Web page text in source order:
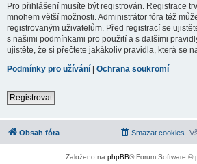
Pro přihlášení musíte být registrován. Registrace
mnohem větší možnosti. Administrátor fóra též
registrovaným uživatelům. Před registrací se
s našimi podmínkami pro použití a s dalšími
ujistěte, že si přečtete jakákoliv pravidla, která se
Podmínky pro užívání | Ochrana soukromí
Registrovat
Obsah fóra Smazat cookies
Založeno na phpBB® Forum Software ©